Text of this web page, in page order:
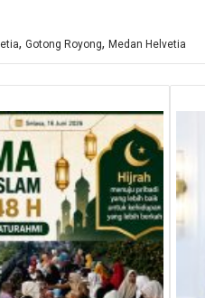
, Gotong Royong, Medan Helvetia